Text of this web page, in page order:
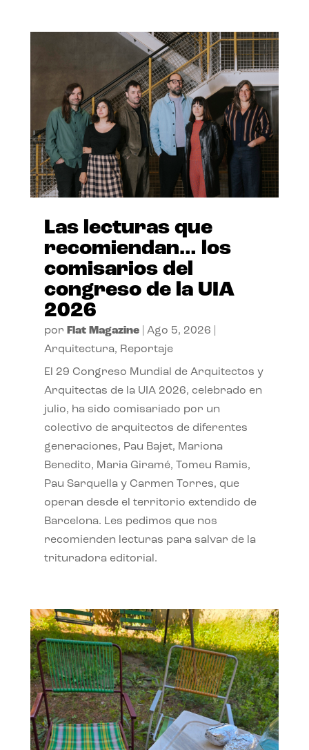
Las lecturas que
recomiendan… los
comisarios del
congreso de la UIA
2026
por Flat Magazine| Ago 5, 2026
Arquitectura, Reportaje
El 29 Congreso Mundial de Arquitectos y
Arquitectas de la UIA 2026, celebrado en
julio, ha sido comisariado por un
colectivo de arquitectos de diferentes
generaciones, Pau Bajet, Mariona
Benedito, Maria Giramé, Tomeu Ramis,
Pau Sarquella y Carmen Torres, que
operan desde el territorio extendido de
Barcelona. Les pedimos que nos
recomienden lecturas para salvar de la
trituradora editorial.